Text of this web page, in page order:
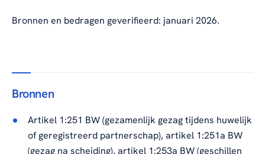
Bronnen en bedragen geverifieerd: januari 2026.
Bronnen
Artikel 1:251 BW (gezamenlijk gezag tijdens huwelijk
of geregistreerd partnerschap), artikel 1:251a BW
(gezag na scheiding), artikel 1:253a BW (geschillen